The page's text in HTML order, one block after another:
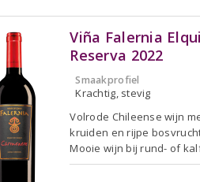
Viña Falernia
Reserva 2022
Smaakprofiel
Krachtig, stevig
Volrode Chileense wijn
kruiden en rijpe
Mooie wijn bij rund- of